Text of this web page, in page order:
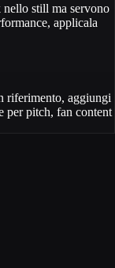
still ma servono
applicala
riferimento, aggiungi
per pitch, fan content